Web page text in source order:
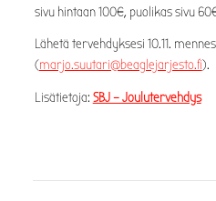
sivu hintaan 100€, puolikas sivu
Lähetä tervehdyksesi 10.11.
(marjo.suutari@beaglejarjesto.fi).
Lisätietoja: SBJ – Joulutervehdys